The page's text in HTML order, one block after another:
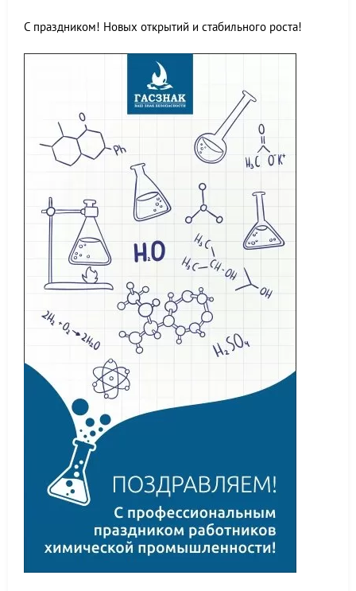
С праздником! Новых открытий и стабильного роста!